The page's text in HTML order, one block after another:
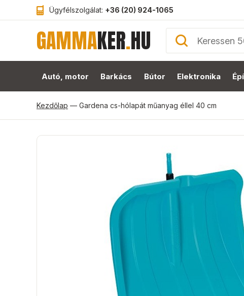
Ügyfélszolgálat: +36 (20) 924-1065
GAMMAKER.HU
Autó, motor Barkács Bútor Elektronika
Kezdőlap — Gardena cs-hólapát műanyag éllel 40 cm